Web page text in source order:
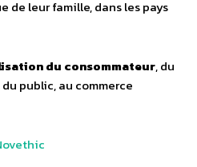
de leur famille, dans les pays
du consommateur, du
public, au commerce